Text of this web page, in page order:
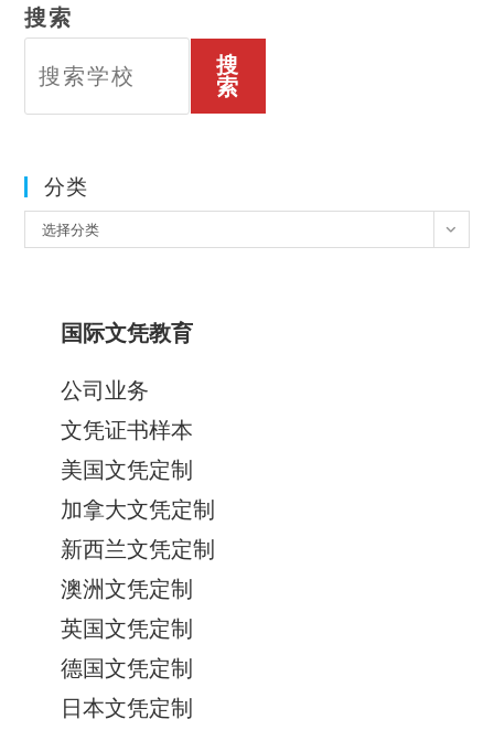
搜索
搜
索
分类
类
选择分类
国际文凭教育
公司业务
文凭证书样本
美国文凭定制
加拿大文凭定制
新西兰文凭定制
澳洲文凭定制
英国文凭定制
德国文凭定制
日本文凭定制